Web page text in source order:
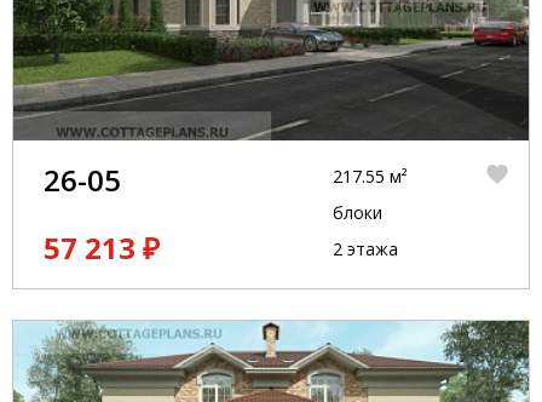
26-05
57 213 ₽
217.55 м²
блоки
2 этажа